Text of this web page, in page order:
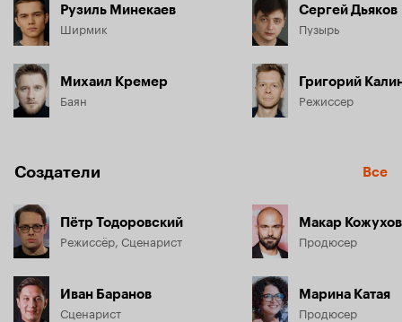
Рузиль Минекаев
Ширмик
Михаил Кремер
Баян
Сергей Дьяков
Пузырь
Григорий
Режиссер
Создатели Все
Пётр Тодоровский
Режиссёр, Сценарист
Иван Баранов
Сценарист
Макар Кожухов
Продюсер
Марина Катая
Продюсер